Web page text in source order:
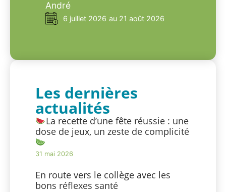
André
6 juillet 2026 au 21 août 2026
Les dernières
actualités
La recette d’une fête réussie : une
dose de jeux, un zeste de complicité
31 mai 2026
En route vers le collège avec les
bons réflexes santé